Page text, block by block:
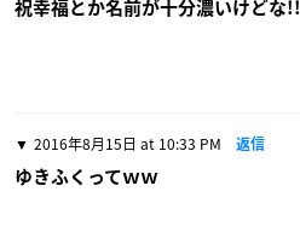
祝幸福とか名前が十分濃いけどな!!
2016年8月15日 at 10:33 PM 返信
ゆきふくってｗｗ